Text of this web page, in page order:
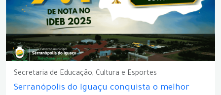
Secretaria de Educação, Cultura e Esportes
Serranópolis do Iguaçu conquista o melhor